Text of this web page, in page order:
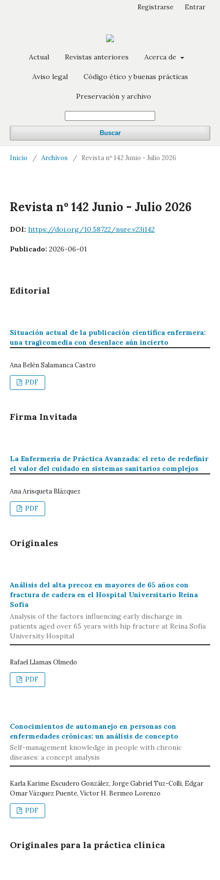
Actual Revistas anteriores Acerca de
Aviso legal Código ético y buenas prácticas
Preservación y archivo
Buscar
Registrarse Entrar
Inicio / Archivos / Revista nº 142 Junio - Julio 2026
Revista nº 142 Junio - Julio 2026
DOI: https://doi.org/10.58722/nure.v23i142
Publicado: 2026-06-01
Editorial
Situación actual de la publicación científica enfermera:
una tragicomedia con desenlace aún incierto
Ana Belén Salamanca Castro
PDF
Firma Invitada
La Enfermería de Práctica Avanzada: el reto de redefinir
el valor del cuidado en sistemas sanitarios complejos
Ana Arisqueta Blázquez
PDF
Originales
Análisis del alta precoz en mayores de 65 años con
fractura de cadera en el Hospital Universitario Reina
Sofía
Analysis of the factors influencing early discharge in
patients aged over 65 years with hip fracture at Reina Sofía
University Hospital
Rafael Llamas Olmedo
PDF
Conocimientos de automanejo en personas con
enfermedades crónicas: un análisis de concepto
Self-management knowledge in people with chronic
diseases: a concept analysis
Karla Karime Escudero González, Jorge Gabriel Tuz-Colli, Edgar
Omar Vázquez Puente, Victor H. Bermeo Lorenzo
PDF
Originales para la práctica clínica